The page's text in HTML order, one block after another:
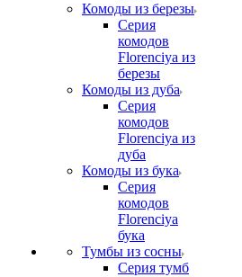
Комоды из березы
Серия
комодов
Florenciya из
березы
Комоды из дуба
Серия
комодов
Florenciya из
дуба
Комоды из бука
Серия
комодов
Florenciya
бука
Тумбы из сосны
Серия тумб